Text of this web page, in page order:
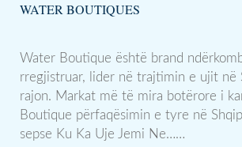
WATER BOUTIQUES
Water Boutique është brand
rregjistruar, lider në trajtimin e ujit në
rajon. Markat më të mira botërore i
Boutique përfaqësimin e tyre në
sepse Ku Ka Uje Jemi Ne……